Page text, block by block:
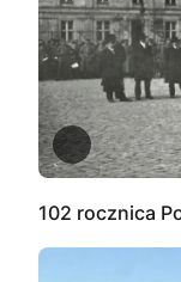
102 rocznica